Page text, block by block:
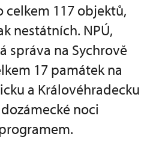
celkem 117 objektů,
nestátních. NPÚ,
správa na Sychrově
17 památek na
a Královéhradecku
noci